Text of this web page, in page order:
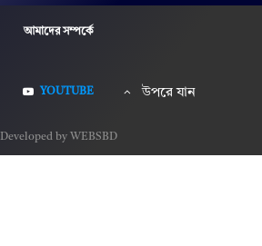
আমাদের সম্পর্কে
YOUTUBE উপরে যান
Developed by WEBSBD